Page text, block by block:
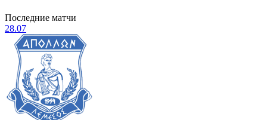
Последние матчи
28.07